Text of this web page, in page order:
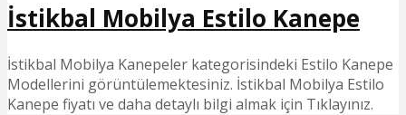
İstikbal Mobilya Estilo Kanepe
İstikbal Mobilya Kanepeler kategorisindeki Estilo Kanepe
Modellerini görüntülemektesiniz. İstikbal Mobilya Estilo
Kanepe fiyatı ve daha detaylı bilgi almak için Tıklayınız.